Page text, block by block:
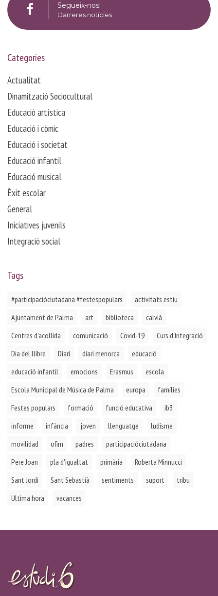
Segueix-nos!
Darreres notícies
Categories
Actualitat
Dinamització Sociocultural
Educació artística
Educació i còmic
Educació i societat
Educació infantil
Educació musical
Èxit escolar
General
Iniciatives juvenils
Integració social
Tags
#participacióciutadana #festespopulars
activitats estiu
Ajuntament de Palma
art biblioteca
calvià
Centres d'acollida
comunicació Covid-19
Curs d'Integració
Dia del llibre
Diari diari menorca
educació
educació infantil
emocions Erasmus
escola
Escola Municipal de Música de Palma
europa
famílies
Festes populars
formació funció educativa
ib3
informe
infància joven llenguatge
ludisme
movilidad
ofim padres
participacióciutadana
Pere Joan
pla d'igualtat primària
Roberta Minnucci
Sant Jordi
Sant Sebastià sentiments suport
tribu
Ultima hora
vacances